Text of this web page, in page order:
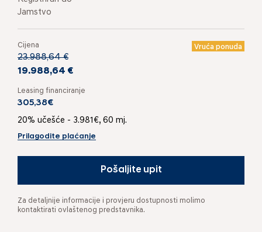
Jamstvo
Cijena Vruća ponuda
23.988,64 €
19.988,64 €
Leasing financiranje
305,38€
20% učešće - 3.981€, 60 mj.
Prilagodite plaćanje
Pošaljite upit
Za detaljnije informacije i provjeru dostupnosti molimo
kontaktirati ovlaštenog predstavnika.